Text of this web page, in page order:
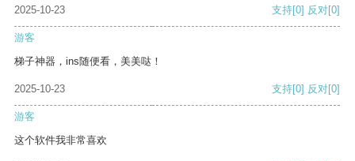
2025-10-23
支持[0] 反对[0]
游客
梯子神器，ins随便看，美美哒！
2025-10-23 支持[0] 反对[0]
游客
这个软件我非常喜欢